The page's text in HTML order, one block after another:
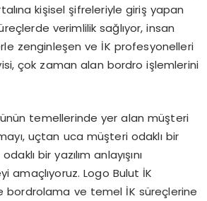
kişisel şifreleriyle giriş yapan
verimlilik sağlıyor, insan
zenginleşen ve İK profesyonelleri
çok zaman alan bordro işlemlerini
temellerinde yer alan müşteri
uçtan uca müşteri odaklı bir
bir yazılım anlayışını
Logo Bulut İK
bordrolama ve temel İK süreçlerine